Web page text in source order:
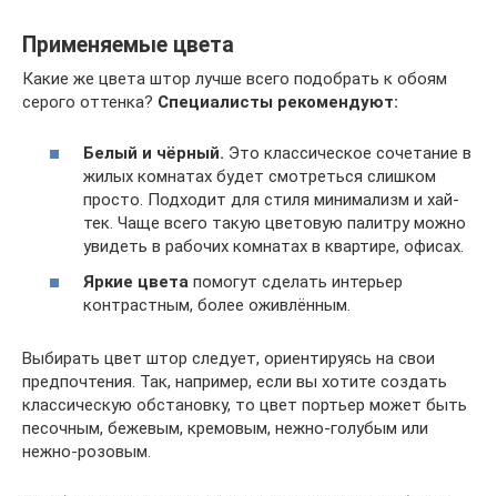
Применяемые цвета
Какие же цвета штор лучше всего подобрать к обоям
серого оттенка? Специалисты рекомендуют:
Белый и чёрный. Это классическое сочетание в
жилых комнатах будет смотреться слишком
просто. Подходит для стиля минимализм и хай-
тек. Чаще всего такую цветовую палитру можно
увидеть в рабочих комнатах в квартире, офисах.
Яркие цвета помогут сделать интерьер
контрастным, более оживлённым.
Выбирать цвет штор следует, ориентируясь на свои
предпочтения. Так, например, если вы хотите создать
классическую обстановку, то цвет портьер может быть
песочным, бежевым, кремовым, нежно-голубым или
нежно-розовым.